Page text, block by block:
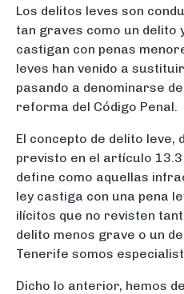
Los delitos leves son
tan graves como un delito
castigan con penas
leves han venido a
pasando a denominarse
reforma del Código Penal.
El concepto de delito leve,
previsto en el artículo 13.3
define como aquellas
ley castiga con una pena
ilícitos que no revisten
delito menos grave o un
Tenerife somos
Dicho lo anterior, hemos